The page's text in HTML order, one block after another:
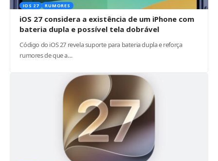
IOS 27 RUMORES
iOS 27 considera a existência de um iPhone com
bateria dupla e possível tela dobrável
Código do iOS 27 revela suporte para bateria dupla e reforça
rumores de que a…